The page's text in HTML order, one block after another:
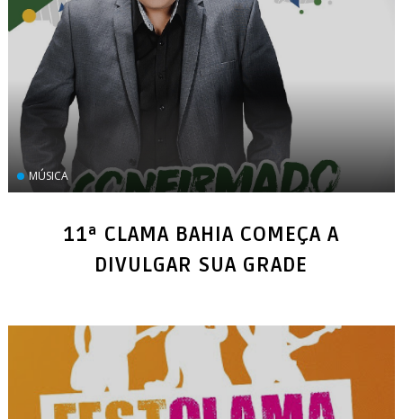
MÚSICA
11ª CLAMA BAHIA COMEÇA A
DIVULGAR SUA GRADE